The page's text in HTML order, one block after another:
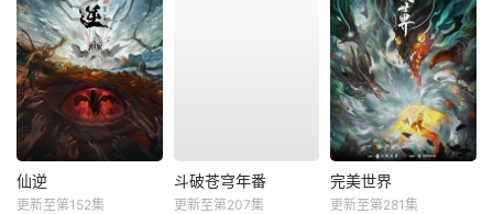
仙逆
更新至第152集
斗破苍穹年番
更新至第207集
完美世界
更新至第281集